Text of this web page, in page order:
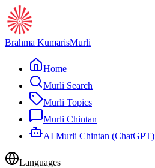
Brahma KumarisMurli
Home
Murli Search
Murli Topics
Murli Chintan
AI Murli Chintan (ChatGPT)
Languages